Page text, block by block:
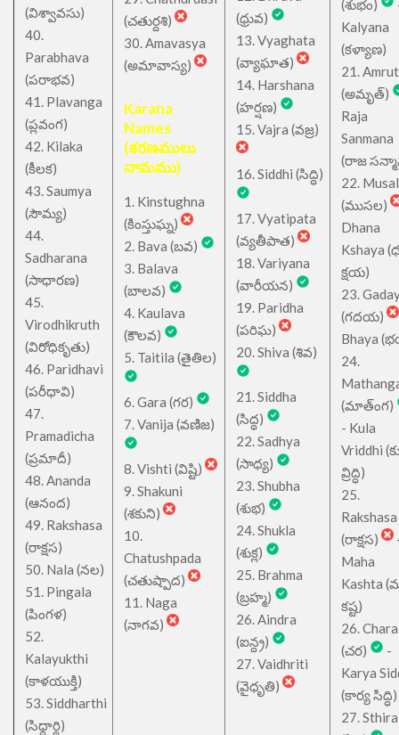
(విశ్వావసు)
40.
Parabhava
(పరాభవ)
41. Plavanga
(ప్లవంగ)
42. Kilaka
(కీలక)
43. Saumya
(సౌమ్య)
44.
Sadharana
(సాధారణ)
45.
Virodhikruth
(విరోధికృతు)
46. Paridhavi
(పరీధావి)
47.
Pramadicha
(ప్రమాదీ)
48. Ananda
(ఆనంద)
49. Rakshasa
(రాక్షస)
50. Nala (నల)
51. Pingala
(పింగళ)
52.
Kalayukthi
(కాళయుక్తి)
53. Siddharthi
(సిధ్ధార్థి)
(చతుర్దశి)
30. Amavasya
(అమావాస్య)
Karana
Names
(కరణములు
నామము)
1. Kinstughna
(కింస్తుఘ్న)
2. Bava (బవ)
3. Balava
(బాలవ)
4. Kaulava
(కౌలవ)
5. Taitila (తైతిల)
6. Gara (గర)
7. Vanija (వణిజ)
8. Vishti (విష్టి)
9. Shakuni
(శకుని)
10.
Chatushpada
(చతుష్పాద)
11. Naga
(నాగవ)
(ధ్రువ)
13. Vyaghata
(వ్యాఘాత)
14. Harshana
(హర్షణ)
15. Vajra (వజ్ర)
16. Siddhi (సిద్ధి)
17. Vyatipata
(వ్యతీపాత)
18. Variyana
(వారీయన)
19. Paridha
(పరిఘ)
20. Shiva (శివ)
21. Siddha
(సిద్ధ)
22. Sadhya
(సాధ్య)
23. Shubha
(శుభ)
24. Shukla
(శుక్ల)
25. Brahma
(బ్రహ్మ)
26. Aindra
(ఐన్ద్ర)
27. Vaidhriti
(వైధృతి)
(శుభం)
Kalyana
(కళ్యాణ)
21.
(అమృత్)
Raja
Sanmana
(రాజ
22.
(ముసల)
Dhana
Kshaya
క్షయ)
23.
(గదయ)
Bhaya
24.
(మాత్ంగ)
- Kula
Vriddhi
వ్రిద్ధి)
25.
Rakshasa
(రాక్షస)
Maha
Kashta
కష్ట)
26. Chara
(చర)
-
Karya
(కార్య సిద్ధి)
27. Sthira